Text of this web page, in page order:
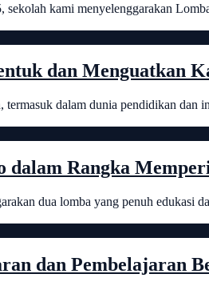
kami menyelenggarakan
dan Menguatkan
dalam dunia pendidikan dan
dalam Rangka
dua lomba yang penuh edukasi
dan Pembelajaran